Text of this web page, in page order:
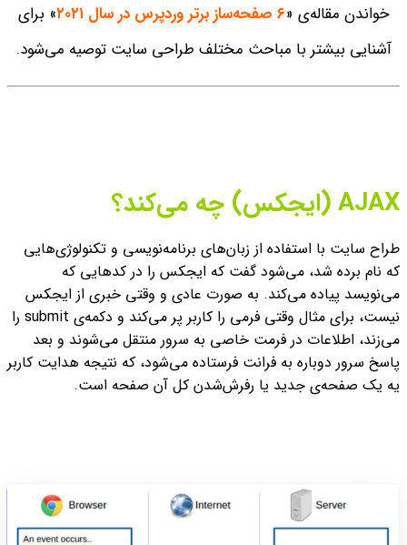
خواندن مقاله‌ی «۶ صفحه‌ساز برتر وردپرس در سال ۲۰۲۱
» برای
آشنا‌یی بیشتر با مباحث مختلف طراحی سایت توصیه می‌شود.
AJAX (ایجکس) چه می‌کند؟
طراح سایت با استفاده از زبان‌های برنامه‌نویسی و تکنولوژی‌هایی
که نام برده شد، می‌شود گفت که ایجکس را در کدهایی که
می‌نویسد پیاده می‌کند. به صورت عادی و وقتی خبری از ایجکس
نیست، برای مثال وقتی فرمی را کاربر پر می‌کند و دکمه‌ی submit را
می‌زند، اطلاعات در فرمت خاصی به سرور منتقل می‌شوند و بعد
پاسخ سرور دوباره به فرانت فرستاده می‌شود، که نتیجه هدایت کاربر
یه یک صفحه‌ی جدید یا رفرش‌شدن کل آن صفحه است.